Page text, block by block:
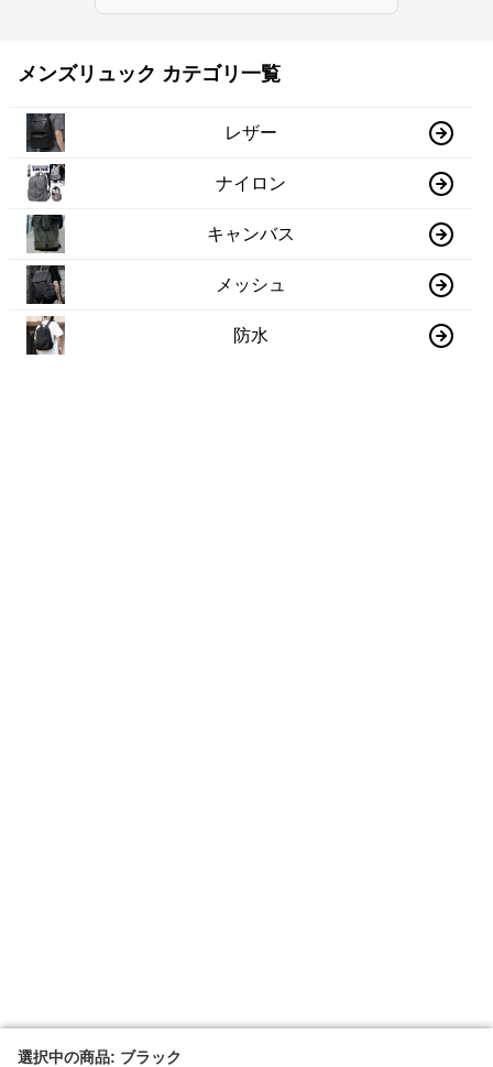
選択中の商品: ブラック
選択中の商品: ブラック
メンズリュック カテゴリ一覧
レザー
ナイロン
キャンバス
メッシュ
防水